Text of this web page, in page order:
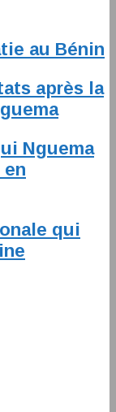
au Bénin
après la
Nguema
qui